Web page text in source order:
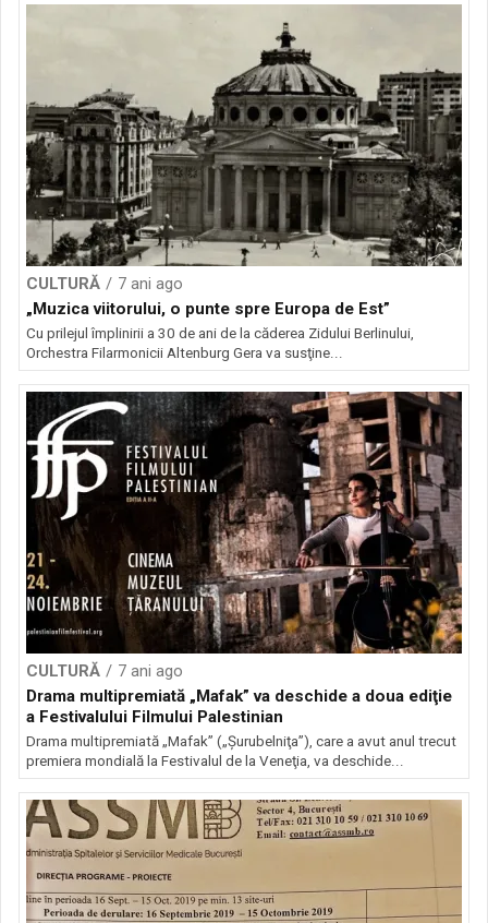
CULTURĂ
7 ani ago
„Muzica viitorului, o punte spre Europa de Est”
Cu prilejul împlinirii a 30 de ani de la căderea Zidului Berlinului,
Orchestra Filarmonicii Altenburg Gera va susţine...
CULTURĂ
7 ani ago
Drama multipremiată „Mafak” va deschide a doua ediţie
a Festivalului Filmului Palestinian
Drama multipremiată „Mafak” („Şurubelniţa”), care a avut anul trecut
premiera mondială la Festivalul de la Veneţia, va deschide...